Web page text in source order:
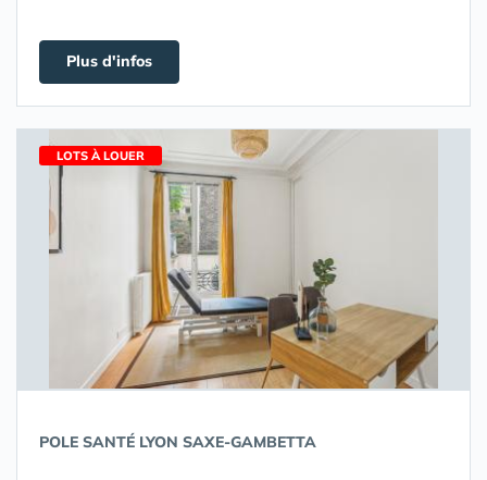
Plus d'infos
LOTS À LOUER
POLE SANTÉ LYON SAXE-GAMBETTA